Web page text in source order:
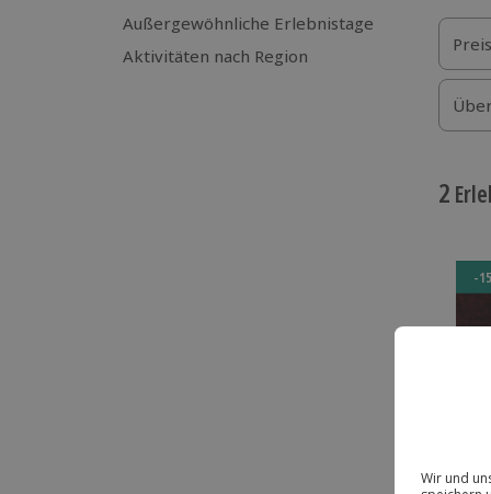
Außergewöhnliche Erlebnistage
Aktivitäten nach Region
Preis
2
-